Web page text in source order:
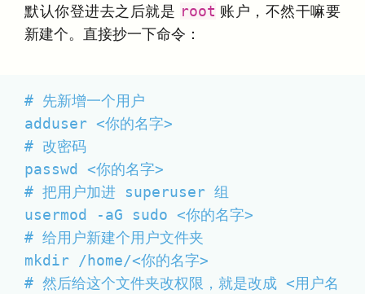
默认你登进去之后就是 root 账户，不然干嘛要
新建个。直接抄一下命令：
# 先新增一个用户
adduser <你的名字>
# 改密码
passwd <你的名字>
# 把用户加进 superuser 组
usermod -aG sudo <你的名字>
# 给用户新建个用户文件夹
mkdir /home/<你的名字>
# 然后给这个文件夹改权限，就是改成 <用户名